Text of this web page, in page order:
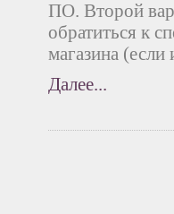
ПО. Второй
обратиться к
магазина
Далее...